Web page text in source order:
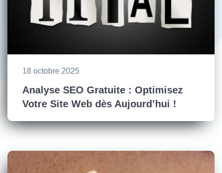
18 octobre 2025
Analyse SEO Gratuite : Optimisez
Votre Site Web dès Aujourd’hui !